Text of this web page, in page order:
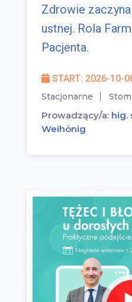
Zdrowie
ustnej. Rola
Pacjenta.
START: 2026-10-
Stacjonarne
Prowadzący/a: hig.
Weihönig